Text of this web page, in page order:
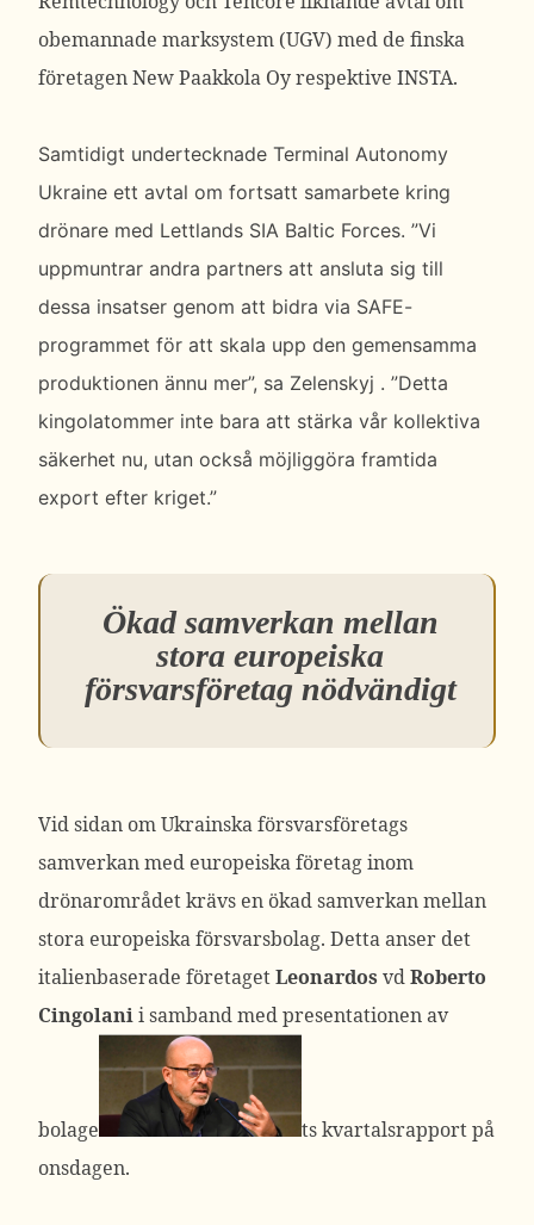
obemannade marksystem (UGV) med de finska
företagen New Paakkola Oy respektive INSTA.
Samtidigt undertecknade Terminal Autonomy
Ukraine ett avtal om fortsatt samarbete kring
drönare med Lettlands SIA Baltic Forces. ”Vi
uppmuntrar andra partners att ansluta sig till
dessa insatser genom att bidra via SAFE-
programmet för att skala upp den gemensamma
produktionen ännu mer”, sa Zelenskyj . ”Detta
kingolatommer inte bara att stärka vår kollektiva
säkerhet nu, utan också möjliggöra framtida
export efter kriget.”
Ökad samverkan mellan
stora europeiska
försvarsföretag nödvändigt
Vid sidan om Ukrainska försvarsföretags
samverkan med europeiska företag inom
drönarområdet krävs en ökad samverkan mellan
stora europeiska försvarsbolag. Detta anser det
italienbaserade företagetLeonardos vdRoberto
Cingolanii samband med presentationen av
bolage
ts kvartalsrapport på
onsdagen.